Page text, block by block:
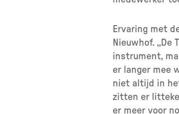
Ervaring met
Nieuwhof.
instrument,
er langer mee
niet altijd in
zitten er
er meer voor